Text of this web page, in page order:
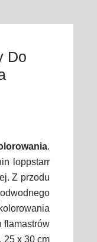
Do
.
loppstarr
Z przodu
flamastrów
25 x 30 cm